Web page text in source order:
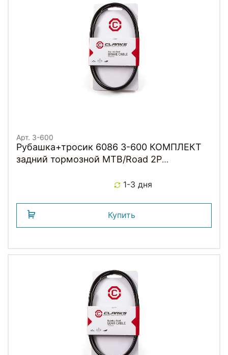
Арт. 3-600
Рубашка+тросик 6086 3-600 КОМПЛЕКТ
задний тормозной MTB/Road 2P
1-3 дня
Купить